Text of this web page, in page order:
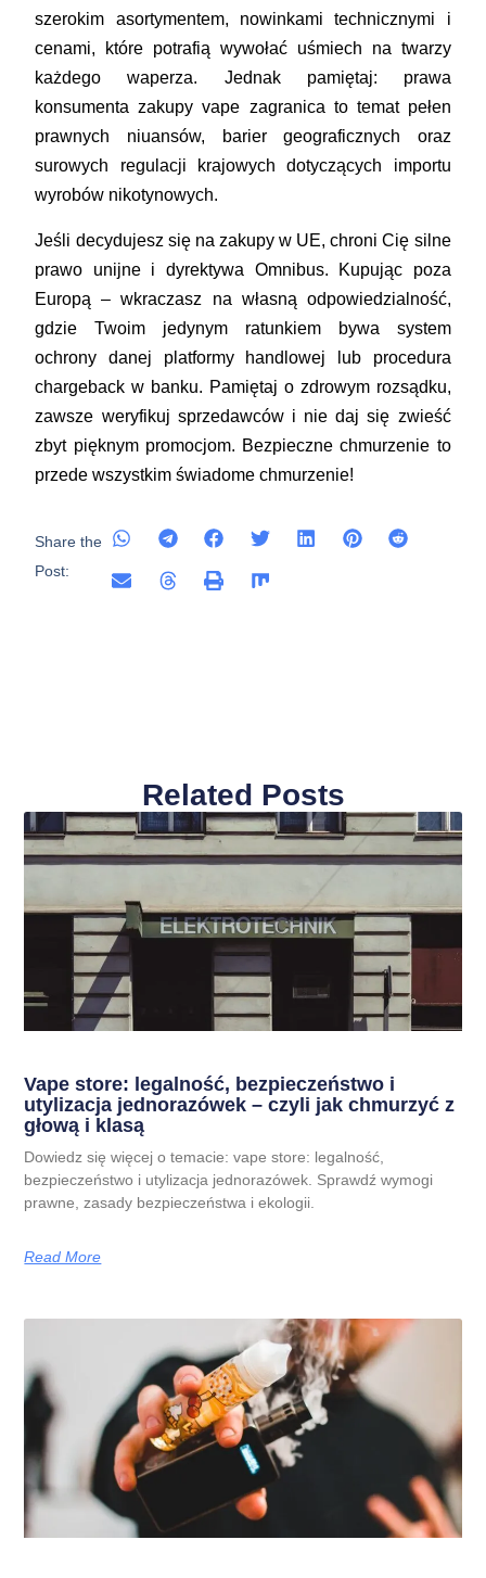
szerokim asortymentem, nowinkami technicznymi i
cenami, które potrafią wywołać uśmiech na twarzy
każdego waperza. Jednak pamiętaj: prawa
konsumenta zakupy vape zagranica to temat pełen
prawnych niuansów, barier geograficznych oraz
surowych regulacji krajowych dotyczących importu
wyrobów nikotynowych.
Jeśli decydujesz się na zakupy w UE, chroni Cię silne
prawo unijne i dyrektywa Omnibus. Kupując poza
Europą – wkraczasz na własną odpowiedzialność,
gdzie Twoim jedynym ratunkiem bywa system
ochrony danej platformy handlowej lub procedura
chargeback w banku. Pamiętaj o zdrowym rozsądku,
zawsze weryfikuj sprzedawców i nie daj się zwieść
zbyt pięknym promocjom. Bezpieczne chmurzenie to
przede wszystkim świadome chmurzenie!
Share the
Post:
Related Posts
Vape store: legalność, bezpieczeństwo i
utylizacja jednorazówek – czyli jak chmurzyć z
głową i klasą
Dowiedz się więcej o temacie: vape store: legalność,
bezpieczeństwo i utylizacja jednorazówek. Sprawdź wymogi
prawne, zasady bezpieczeństwa i ekologii.
Read More